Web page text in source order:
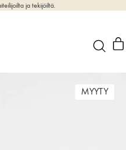
ja tekijöiltä.
MYYTY